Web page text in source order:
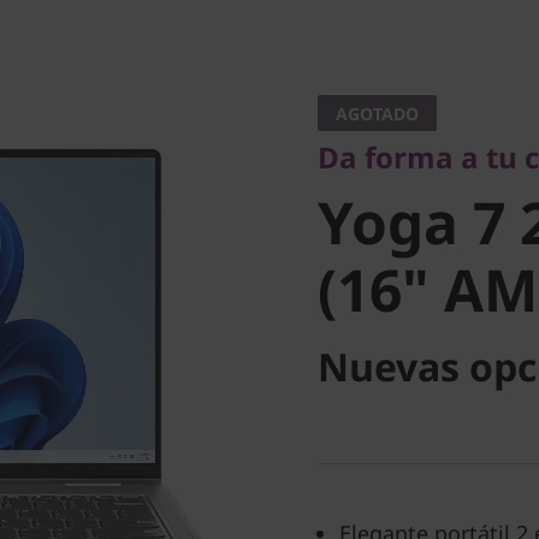
Yoga 7
(16"
AGOTADO
Da forma a tu
Yoga 7
(16"
Nuevas
Elegante portátil 2